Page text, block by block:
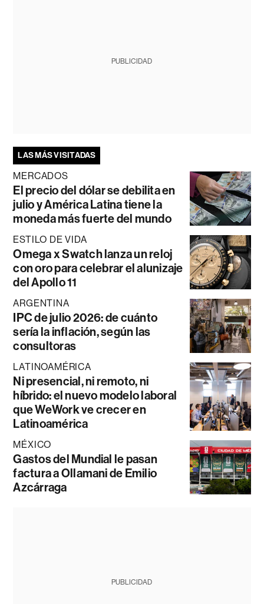
PUBLICIDAD
LAS MÁS VISITADAS
MERCADOS
El precio del dólar se debilita en
julio y América Latina tiene la
moneda más fuerte del mundo
ESTILO DE VIDA
Omega x Swatch lanza un reloj
con oro para celebrar el alunizaje
del Apollo 11
ARGENTINA
IPC de julio 2026: de cuánto
sería la inflación, según las
consultoras
LATINOAMÉRICA
Ni presencial, ni remoto, ni
híbrido: el nuevo modelo laboral
que WeWork ve crecer en
Latinoamérica
MÉXICO
Gastos del Mundial le pasan
factura a Ollamani de Emilio
Azcárraga
PUBLICIDAD